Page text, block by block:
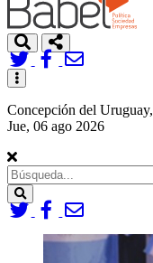
Toggle
navigation
Concepción del Uruguay,
Jue, 06 ago 2026
Search